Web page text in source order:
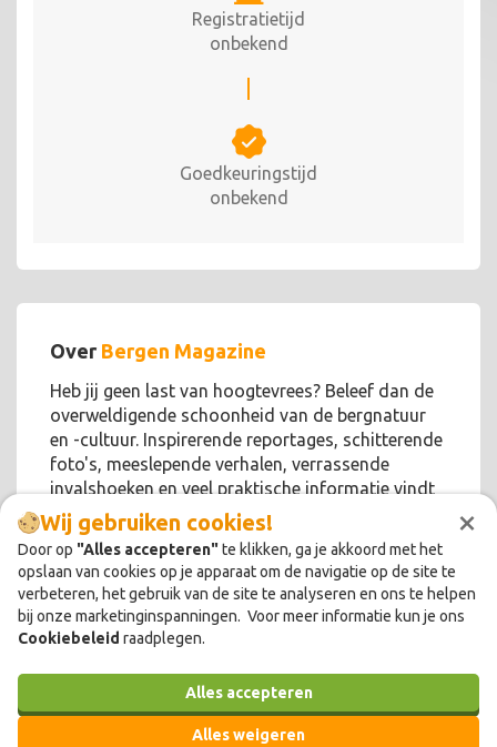
×
Wij gebruiken cookies!
Door op "Alles accepteren"te klikken, ga je akkoord met het
opslaan van cookies op je apparaat om de navigatie op de site te
verbeteren, het gebruik van de site te analyseren en ons te helpen
bij onze marketinginspanningen. Voor meer informatie kun je ons
Cookiebeleid raadplegen.
Alles accepteren
Alles weigeren
Registratietijd
onbekend
Goedkeuringstijd
onbekend
Over Bergen Magazine
Heb jij geen last van hoogtevrees? Beleef dan de
overweldigende schoonheid van de bergnatuur
en -cultuur. Inspirerende reportages, schitterende
foto's, meeslepende verhalen, verrassende
invalshoeken en veel praktische informatie vindt
je in Bergen Magazine.